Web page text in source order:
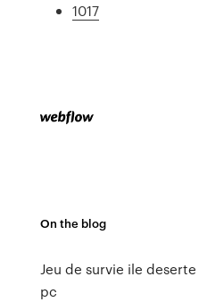
1017
On the blog
Jeu de survie ile deserte
pc